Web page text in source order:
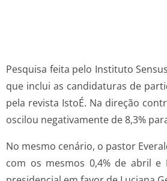
Pesquisa feita pelo Instituto
que inclui as candidaturas de
pela revista IstoÉ. Na direção
oscilou negativamente de 8,3%
No mesmo cenário, o pastor
com os mesmos 0,4% de abril e